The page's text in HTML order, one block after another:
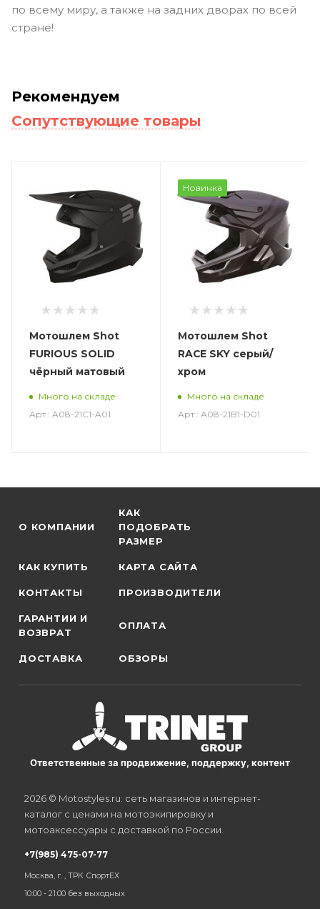
по всему миру, а также на задних дворах по всей
стране!
Рекомендуем
Сопутствующие товары
Мотошлем Shot
FURIOUS SOLID
чёрный матовый
Много на складе
Арт.: A08-21C1-A01
Новинка
Мотошлем Shot
RACE SKY серый/
хром
Много на складе
Арт.: A08-21B1-D01
О КОМПАНИИ
КАК
ПОДОБРАТЬ
РАЗМЕР
КАК КУПИТЬ КАРТА САЙТА
КОНТАКТЫ ПРОИЗВОДИТЕЛИ
ГАРАНТИИ И
ВОЗВРАТ
ОПЛАТА
ДОСТАВКА ОБЗОРЫ
Ответственные за продвижение, поддержку, контент
2026 © Motostyles.ru: сеть магазинов и интернет-
каталог с ценами на мотоэкипировку и
мотоаксессуары с доставкой по России.
+7(985) 475-07-77
Москва, г. , ТРК СпортЕХ
10:00 - 21:00 без выходных